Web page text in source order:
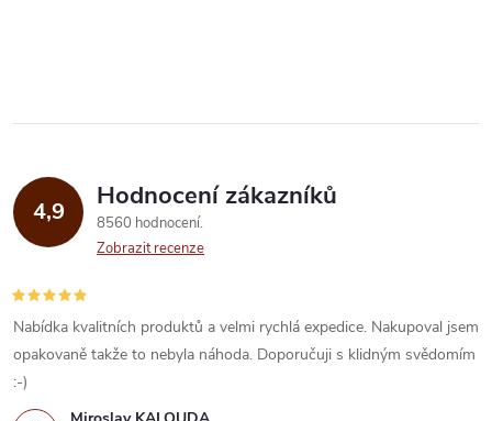
r
k
y
v
ý
p
4,9 Hodnocení zákazníků
8560 hodnocení
Zobrazit recenze
Nabídka kvalitních produktů a velmi rychlá expedice. Nakupoval jsem
opakovaně takže to nebyla náhoda. Doporučuji s klidným svědomím
:-)